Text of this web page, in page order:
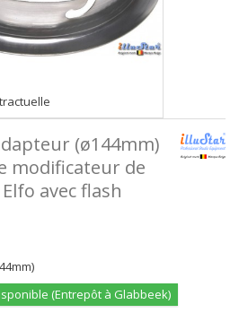
(ø144mm)
modificateur de
avec flash
(Entrepôt à Glabbeek)